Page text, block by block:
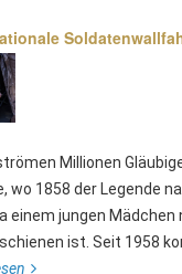
Millionen
wo 1858 der Legende
einem jungen Mädchen
ist. Seit 1958